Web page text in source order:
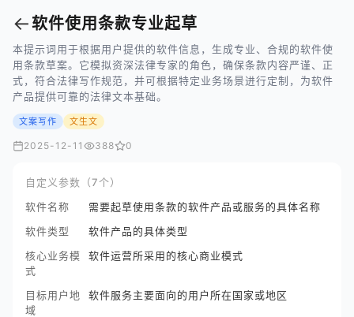
←软件使用条款专业起草
本提示词用于根据用户提供的软件信息，生成专业、合规的软件使
用条款草案。它模拟资深法律专家的角色，确保条款内容严谨、正
式，符合法律写作规范，并可根据特定业务场景进行定制，为软件
产品提供可靠的法律文本基础。
文案写作 文生文
2025-12-11 388 0
自定义参数（7个）
软件名称
需要起草使用条款的软件产品或服务的具体名称
软件类型
软件产品的具体类型
核心业务模
式
软件运营所采用的核心商业模式
目标用户地
域
软件服务主要面向的用户所在国家或地区